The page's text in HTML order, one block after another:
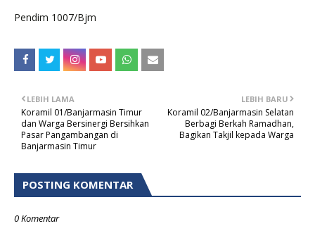
Pendim 1007/Bjm
LEBIH BARU
Koramil 02/Banjarmasin Selatan
Berbagi Berkah Ramadhan,
Bagikan Takjil kepada Warga
LEBIH LAMA
Koramil 01/Banjarmasin Timur
dan Warga Bersinergi Bersihkan
Pasar Pangambangan di
Banjarmasin Timur
POSTING KOMENTAR
0 Komentar